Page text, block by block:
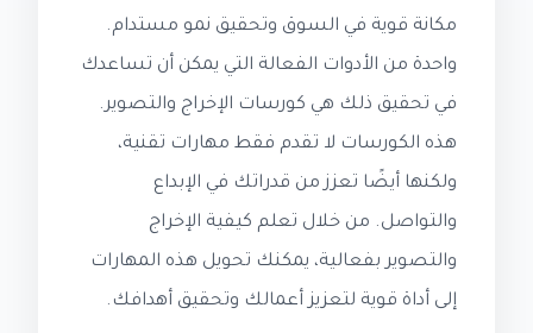
مكانة قوية في السوق وتحقيق نمو مستدام.
واحدة من الأدوات الفعالة التي يمكن أن تساعدك
في تحقيق ذلك هي كورسات الإخراج والتصوير.
هذه الكورسات لا تقدم فقط مهارات تقنية،
ولكنها أيضًا تعزز من قدراتك في الإبداع
والتواصل. من خلال تعلم كيفية الإخراج
والتصوير بفعالية، يمكنك تحويل هذه المهارات
إلى أداة قوية لتعزيز أعمالك وتحقيق أهدافك.